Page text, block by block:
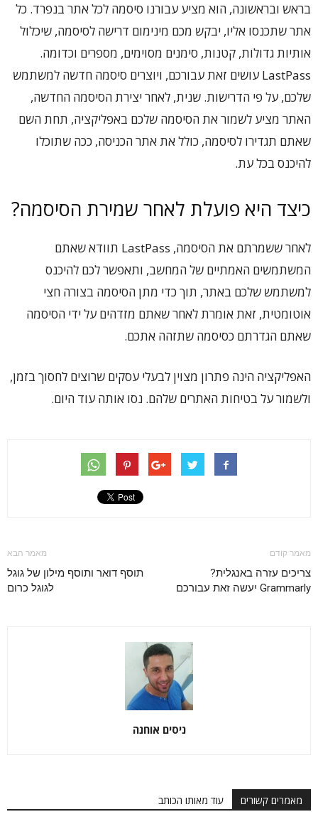
בראש ובראשונה, הוא מציע עבורנו סיסמה לכל אתר בנפרד. כל
אתר שתכנסו אליו, יבקש מכם מינימום דרישה לסיסמה, שיכלול
אותיות גדולות, קטנות, סימנים מסוימים, מספרים וכדומה.
LastPass עושים זאת עבורכם, ויוצרים סיסמה חדשה למשתמש
שלכם, על פי הדרישות. שנית, לאחר יצירת הסיסמה החדשה,
האתר מציע לשמור את הסיסמה שלכם באפליקציה, תחת השם
שאתם תגדירו לסיסמה, כולל את אתר הכניסה, ככה שתוכלו
להיכנס בכל עת.
כיצד היא פועלת לאחר שמירת הסיסמה?
לאחר ששמרתם את הסיסמה, LastPass תוודא שאתם
המשתמשים האמתיים של המחשב, ותאפשר לכם להיכנס
למשתמש שלכם באתר, תוך כדי מתן הסיסמה בצורה חצי
אוטומטית, זאת אומרת לאחר שאתם מזדהים על ידי הסיסמה
שאתם הגדרתם כסיסמה שתזהה אתכם.
האפליקציה הינה פתרון מצוין לבעלי עסקים שרוצים לחסוך בזמן,
ולשמור על בטיחות האתרים שלהם. נסו אותה עוד היום.
מאמר קודם
צריכים עזרה באנגלית?
Grammarly יעשה זאת עבורכם
מאמר הבא
תוסף דואר ותוסף מילון של גוגל
לגוגל כרום
ניסים אוחנה
מאמרים קשורים עוד מאותו הכותב